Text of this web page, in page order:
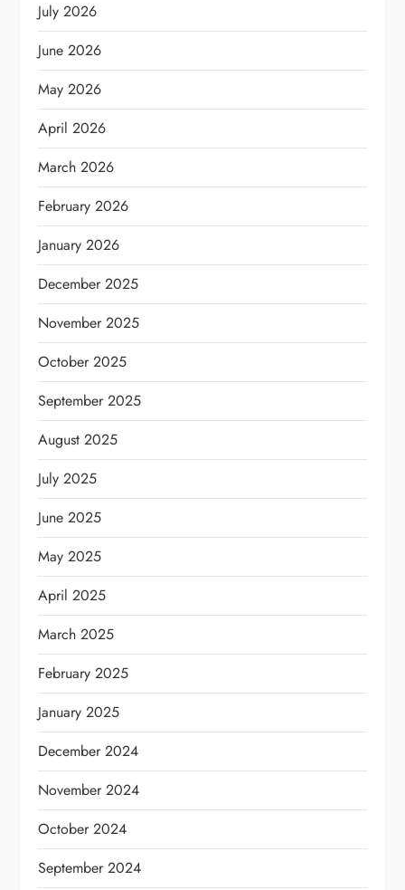
July 2026
June 2026
May 2026
April 2026
March 2026
February 2026
January 2026
December 2025
November 2025
October 2025
September 2025
August 2025
July 2025
June 2025
May 2025
April 2025
March 2025
February 2025
January 2025
December 2024
November 2024
October 2024
September 2024